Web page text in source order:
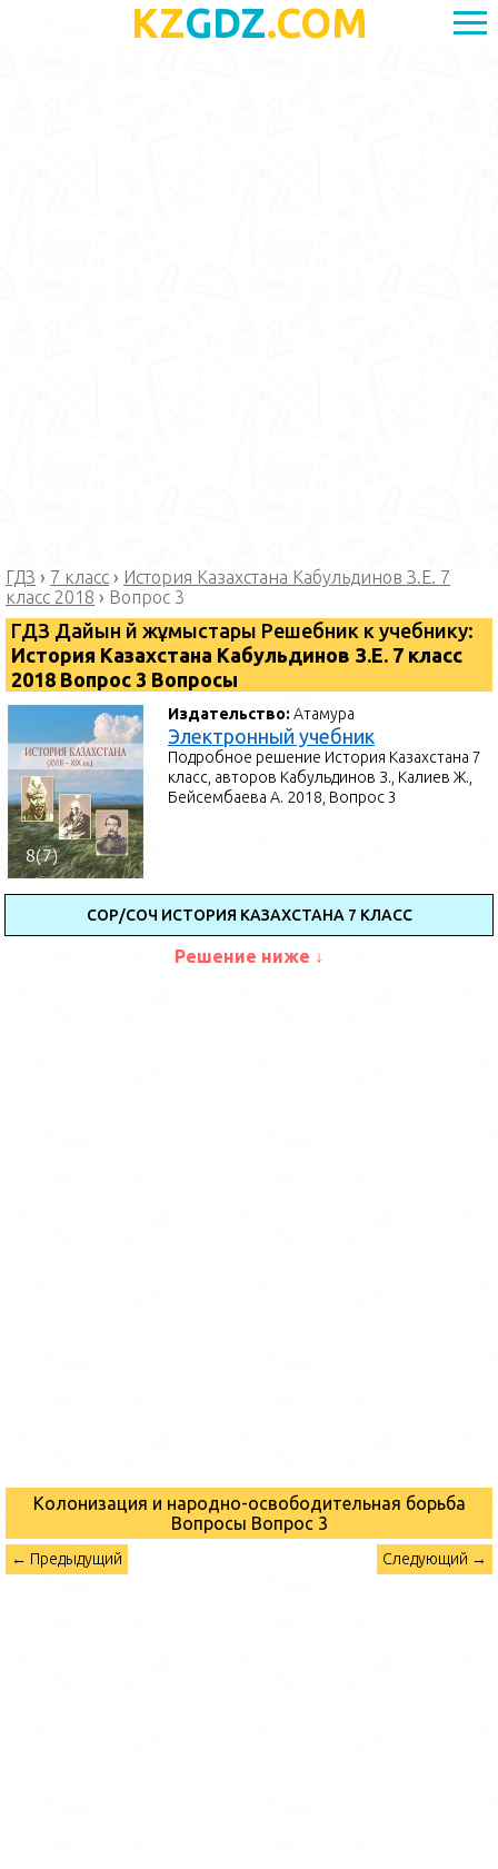
KZGDZ.COM
ГДЗ › 7 класс › История Казахстана Кабульдинов З.Е. 7
класс 2018 › Вопрос 3
ГДЗ Дайын үй жұмыстары Решебник к учебнику:
История Казахстана Кабульдинов З.Е. 7 класс
2018 Вопрос 3 Вопросы
Издательство:Атамура
Электронный учебник
Подробное решение История Казахстана 7
класс, авторов Кабульдинов З., Калиев Ж.,
Бейсембаева А. 2018, Вопрос 3
СОР/СОЧ ИСТОРИЯ КАЗАХСТАНА 7 КЛАСС
Решение ниже ↓
Колонизация и народно-освободительная борьба
Вопросы Вопрос 3
← Предыдущий Следующий →